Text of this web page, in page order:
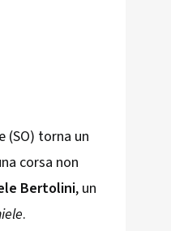
(SO) torna un
corsa non
Bertolini, un
.